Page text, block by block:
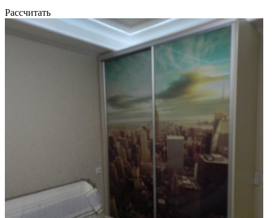
Рассчитать